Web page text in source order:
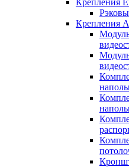
Крепления
Крепления